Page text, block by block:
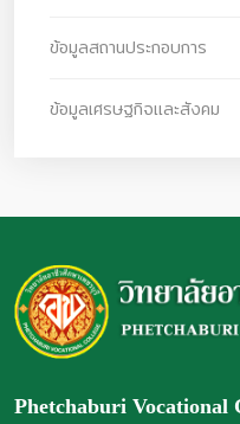
ข้อมูลสถานประกอบการ
ข้อมูลเศรษฐกิจและสังคม
Phetchaburi Vocational